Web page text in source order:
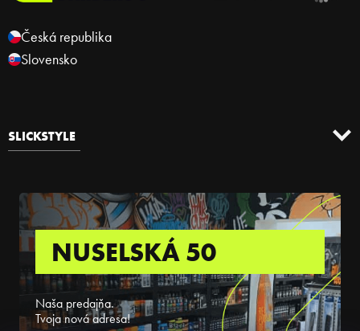
Česká republika
Slovensko
SLICKSTYLE
NUSELSKÁ 50
Naša predajňa.
Tvoja nová adresa!